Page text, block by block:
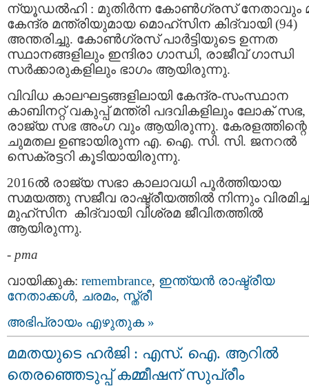
ന്യൂഡൽഹി : മുതിർന്ന കോൺഗ്രസ് നേതാവും
കേന്ദ്ര മന്ത്രിയുമായ മൊഹ്‌സിന കിദ്വായി (94)
അന്തരിച്ചു. കോൺഗ്രസ് പാർട്ടിയുടെ ഉന്നത
സ്ഥാനങ്ങളിലും ഇന്ദിരാ ഗാന്ധി, രാജീവ് ഗാന്ധി
സർക്കാരുകളിലും ഭാഗം ആയിരുന്നു.
വിവിധ കാലഘട്ടങ്ങളിലായി കേന്ദ്ര-സംസ്ഥാന
കാബിനറ്റ് വകുപ്പ് മന്ത്രി പദവികളിലും ലോക് സഭ,
രാജ്യ സഭ അംഗ വും ആയിരുന്നു. കേരളത്തിന്റെ
ചുമതല ഉണ്ടായിരുന്ന എ. ഐ. സി. സി. ജനറല്‍
സെക്രട്ടറി കൂടിയായിരുന്നു.
2016ല്‍ രാജ്യ സഭാ കാലാവധി പൂര്‍ത്തിയായ
സമയത്തു സജീവ രാഷ്ട്രീയത്തില്‍ നിന്നും
മുഹ്സിന കിദ്വായി വിശ്രമ ജീവിതത്തിൽ
ആയിരുന്നു.
- pma
വായിക്കുക: remembrance, ഇന്ത്യന്‍ രാഷ്ട്രീയ
നേതാക്കള്‍, ചരമം, സ്ത്രീ
അഭിപ്രായം എഴുതുക »
മമതയുടെ ഹർജി : എസ്. ഐ. ആറില്‍
തെരഞ്ഞെടുപ്പ്‌ കമ്മീഷന്‌ സുപ്രീം